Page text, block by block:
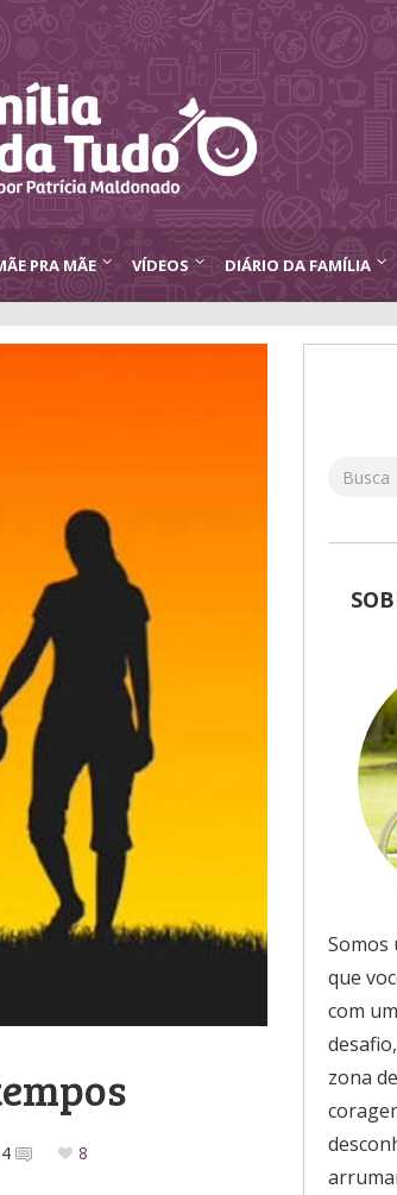
PRA MÃE VÍDEOS DIÁRIO DA FAMÍLIA
4 8
Somos
que
com
zona